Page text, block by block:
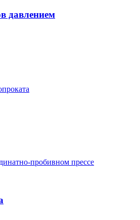
давлением
пробивном прессе